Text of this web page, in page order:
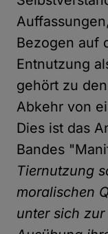
Bezogen auf
Entnutzung
gehört zu
Abkehr von
Dies ist das
Bandes
Tiernutzung
moralischen
unter sich